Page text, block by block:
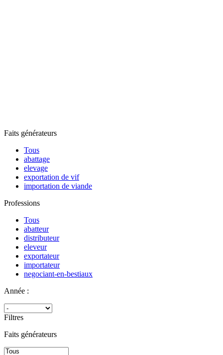
Faits générateurs
Tous
abattage
elevage
exportation de vif
importation de viande
Professions
Tous
abatteur
distributeur
eleveur
exportateur
importateur
negociant-en-bestiaux
Année :
Filtres
Faits générateurs